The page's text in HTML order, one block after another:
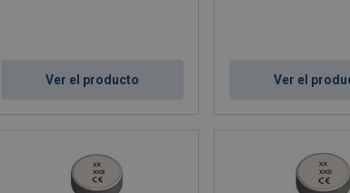
Ver el producto Ver el